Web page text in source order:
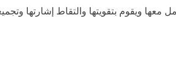
ويقوم بتقويتها والتقاط إشارتها